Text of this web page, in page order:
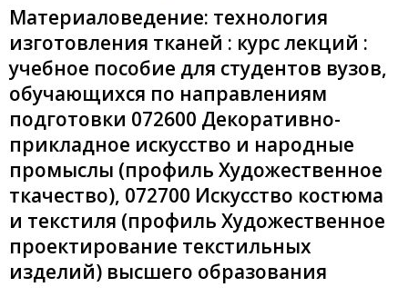
Материаловедение: технология
изготовления тканей : курс лекций :
учебное пособие для студентов вузов,
обучающихся по направлениям
подготовки 072600 Декоративно-
прикладное искусство и народные
промыслы (профиль Художественное
ткачество), 072700 Искусство костюма
и текстиля (профиль Художественное
проектирование текстильных
изделий) высшего образования